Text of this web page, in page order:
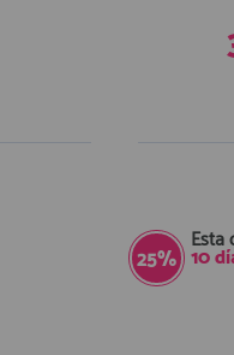
25%
Esta
10